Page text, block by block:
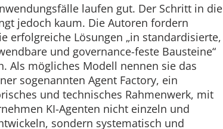
laufen gut. Der Schritt in die
jedoch kaum. Die Autoren fordern
erfolgreiche Lösungen „in standardisierte,
und governance-feste Bausteine“
Als mögliches Modell nennen sie das
sogenannten Agent Factory, ein
und technisches Rahmenwerk, mit
KI-Agenten nicht einzeln und
sondern systematisch und